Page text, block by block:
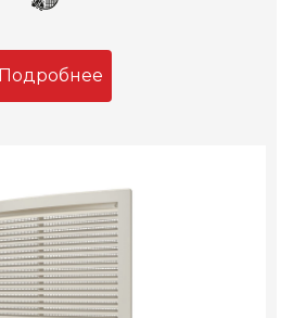
Подробнее